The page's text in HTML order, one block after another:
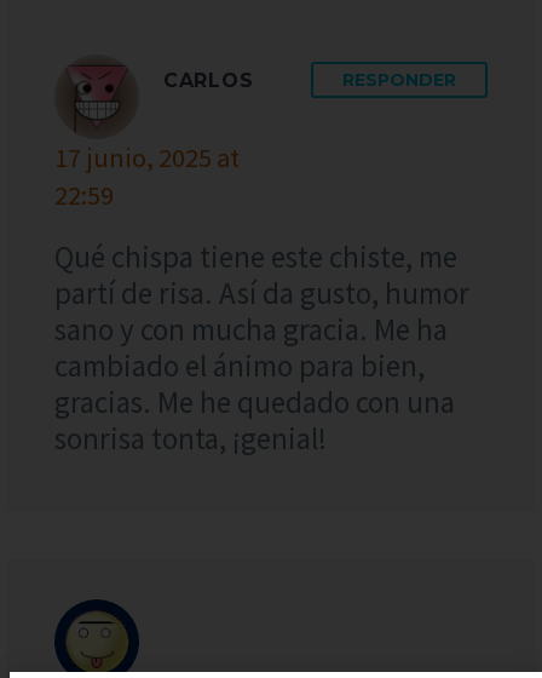
CARLOS
17 junio, 2025 at
22:59
RESPONDER
Qué chispa tiene este chiste, me
partí de risa. Así da gusto, humor
sano y con mucha gracia. Me ha
cambiado el ánimo para bien,
gracias. Me he quedado con una
sonrisa tonta, ¡genial!